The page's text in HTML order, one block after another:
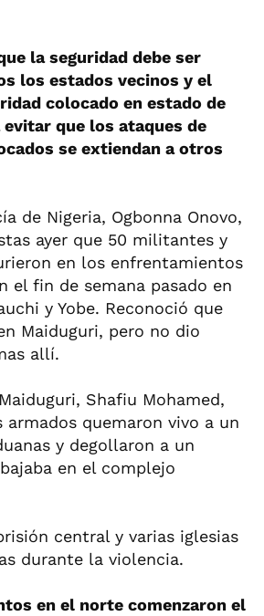
la seguridad debe ser
los estados vecinos y el
colocado en estado de
que los ataques de
se extiendan a otros
de Nigeria, Ogbonna Onovo,
ayer que 50 militantes y
en los enfrentamientos
el fin de semana pasado en
y Yobe. Reconoció que
Maiduguri, pero no dio
allí.
Shafiu Mohamed,
armados quemaron vivo a un
y degollaron a un
en el complejo
central y varias iglesias
durante la violencia.
en el norte comenzaron el